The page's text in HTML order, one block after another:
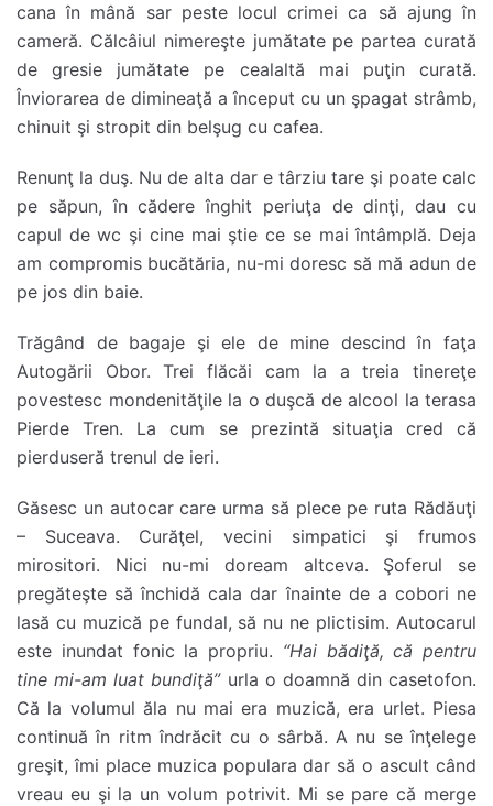
cana în mână sar peste locul crimei ca să ajung în
cameră. Călcâiul nimereşte jumătate pe partea curată
de gresie jumătate pe cealaltă mai puţin curată.
Înviorarea de dimineaţă a început cu un şpagat strâmb,
chinuit şi stropit din belşug cu cafea.
Renunţ la duş. Nu de alta dar e târziu tare şi poate calc
pe săpun, în cădere înghit periuţa de dinţi, dau cu
capul de wc şi cine mai ştie ce se mai întâmplă. Deja
am compromis bucătăria, nu-mi doresc să mă adun de
pe jos din baie.
Trăgând de bagaje şi ele de mine descind în faţa
Autogării Obor. Trei flăcăi cam la a treia tinereţe
povestesc mondenităţile la o duşcă de alcool la terasa
Pierde Tren. La cum se prezintă situaţia cred că
pierduseră trenul de ieri.
Găsesc un autocar care urma să plece pe ruta Rădăuţi
– Suceava. Curăţel, vecini simpatici şi frumos
mirositori. Nici nu-mi doream altceva. Şoferul se
pregăteşte să închidă cala dar înainte de a cobori ne
lasă cu muzică pe fundal, să nu ne plictisim. Autocarul
este inundat fonic la propriu. “Hai bădiţă, că pentru
tine mi-am luat bundiţă”urla o doamnă din casetofon.
Că la volumul ăla nu mai era muzică, era urlet. Piesa
continuă în ritm îndrăcit cu o sârbă. A nu se înţelege
greşit, îmi place muzica populara dar să o ascult când
vreau eu şi la un volum potrivit. Mi se pare că merge